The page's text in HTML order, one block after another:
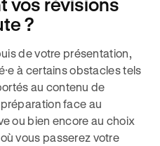
?
de votre présentation,
à certains obstacles tels
au contenu de
face au
ou bien encore au choix
vous passerez votre